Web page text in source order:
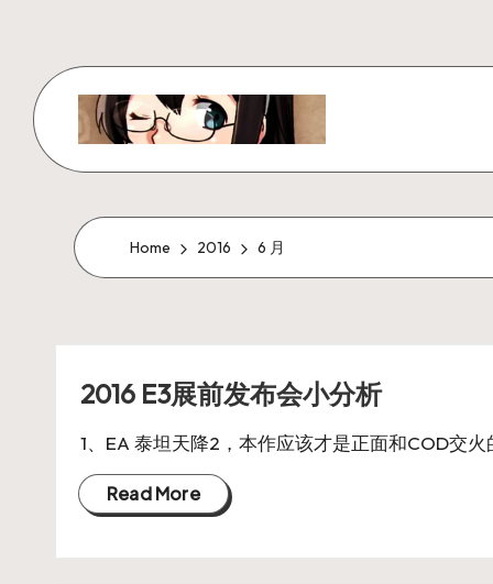
content
W
x
z
r
_
N
ot
e
Home 2016 6 月
2016 E3展前发布会小分析
1、EA 泰坦天降2，本作应该才是正面和COD交
Read More